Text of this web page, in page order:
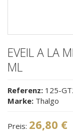
EVEIL A LA
ML
Referenz: 125-
Marke: Thalgo
Preis: 26,80 €